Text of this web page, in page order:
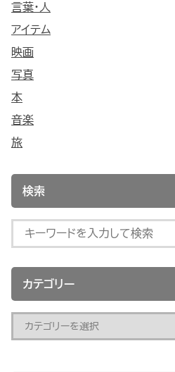
言葉・人
アイテム
映画
写真
本
音楽
旅
検索
カテゴリー